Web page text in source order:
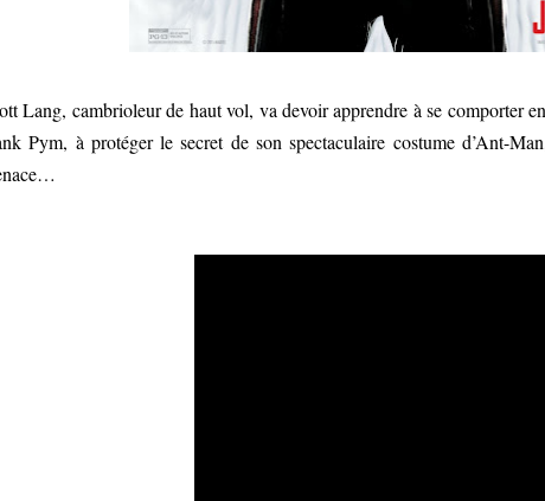
Lang, cambrioleur de haut vol, va devoir apprendre à se comporter
Pym, à protéger le secret de son spectaculaire costume d’Ant-